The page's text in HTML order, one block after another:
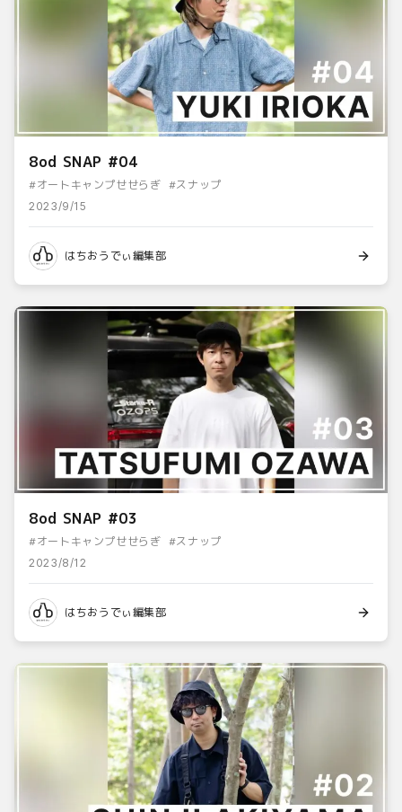
8od SNAP #04
#オートキャンプせせらぎ #スナップ
2023/9/15
はちおうでぃ編集部
8od SNAP #03
#オートキャンプせせらぎ #スナップ
2023/8/12
はちおうでぃ編集部